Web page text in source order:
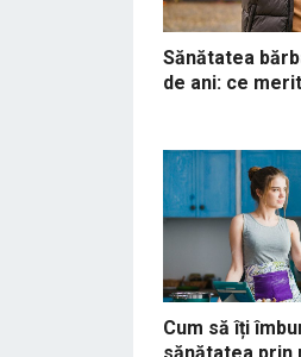
Sănătatea
de ani: ce
Cum să îți